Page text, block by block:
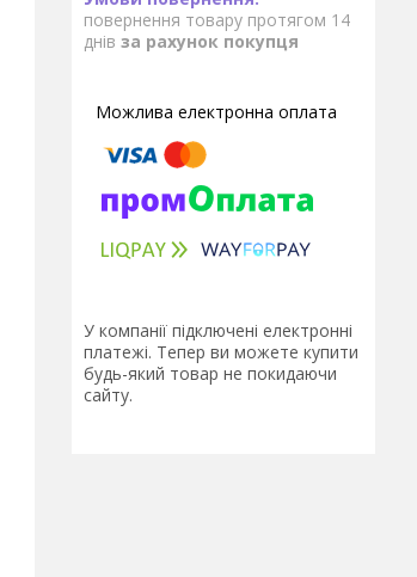
повернення товару протягом 14
днів за рахунок покупця
У компанії підключені електронні
платежі. Тепер ви можете купити
будь-який товар не покидаючи
сайту.